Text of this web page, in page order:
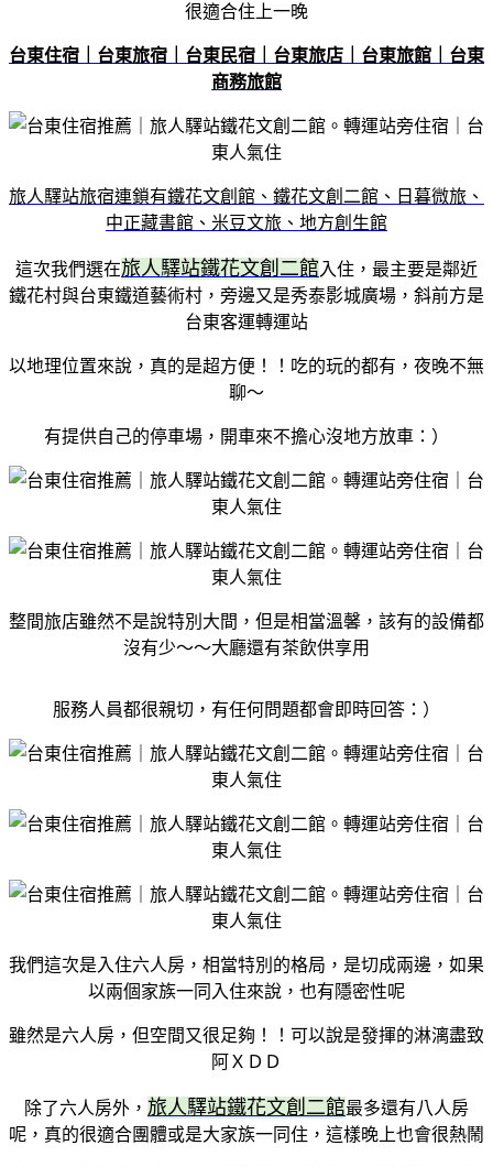
很適合住上一晚
台東住宿｜台東旅宿｜台東民宿｜台東旅店｜台東旅館｜台東
商務旅館
旅人驛站旅宿連鎖有鐵花文創館、鐵花文創二館、日暮微旅、
中正藏書館、米豆文旅、地方創生館
這次我們選在旅人驛站鐵花文創二館 入住，最主要是鄰近
鐵花村與台東鐵道藝術村，旁邊又是秀泰影城廣場，斜前方是
台東客運轉運站
以地理位置來說，真的是超方便！！吃的玩的都有，夜晚不無
聊～
有提供自己的停車場，開車來不擔心沒地方放車：）
整間旅店雖然不是說特別大間，但是相當溫馨，該有的設備都
沒有少～～大廳還有茶飲供享用
服務人員都很親切，有任何問題都會即時回答：）
我們這次是入住六人房，相當特別的格局，是切成兩邊，如果
以兩個家族一同入住來說，也有隱密性呢
雖然是六人房，但空間又很足夠！！可以說是發揮的淋漓盡致
阿ＸＤＤ
除了六人房外， 旅人驛站鐵花文創二館最多還有八人房
呢，真的很適合團體或是大家族一同住，這樣晚上也會很熱鬧